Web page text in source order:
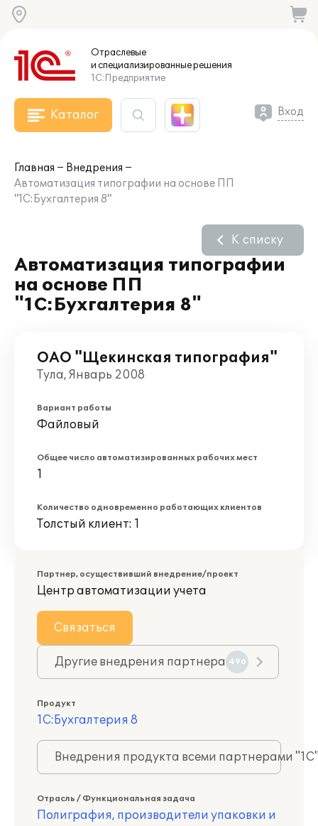
Отраслевые
и специализированныерешения
1С:Предприятие
Каталог Вход
Главная
Внедрения
Автоматизация типографии на основе ПП
"1С:Бухгалтерия 8"
Автоматизация типографии
на основе ПП
"1С:Бухгалтерия 8"
К списку
ОАО "Щекинская типография"
Тула, Январь 2008
Вариант работы
Файловый
Общее число автоматизированных рабочих мест
1
Количество одновременно работающих клиентов
Толстый клиент: 1
Партнер, осуществивший внедрение/проект
Центр автоматизации учета
Связаться
Другие внедрения партнера 496
Продукт
1С:Бухгалтерия 8
Внедрения продукта всеми партнерами
Отрасль / Функциональная задача
Полиграфия, производители упаковки и